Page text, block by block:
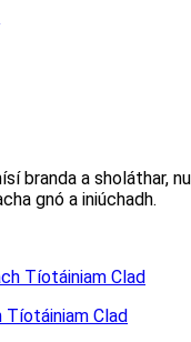
branda a sholáthar,
gnó a iniúchadh.
Tíotáiniam Clad